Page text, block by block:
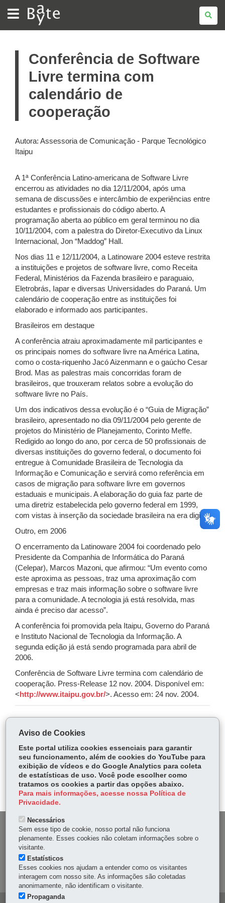
BATE
BYTE
Conferência de Software
Livre termina com
calendário de
cooperação
Autora: Assessoria de Comunicação - Parque Tecnológico
Itaipu
A 1ª Conferência Latino-americana de Software Livre
encerrou as atividades no dia 12/11/2004, após uma
semana de discussões e intercâmbio de experiências entre
estudantes e profissionais do código aberto. A
programação aberta ao público em geral terminou no dia
10/11/2004, com a palestra do Diretor-Executivo da Linux
Internacional, Jon “Maddog” Hall.
Nos dias 11 e 12/11/2004, a Latinoware 2004 esteve restrita
a instituições e projetos de software livre, como Receita
Federal, Ministérios da Fazenda brasileiro e paraguaio,
Eletrobrás, Iapar e diversas Universidades do Paraná. Um
calendário de cooperação entre as instituições foi
elaborado e informado aos participantes.
Brasileiros em destaque
A conferência atraiu aproximadamente mil participantes e
os principais nomes do software livre na América Latina,
como o costa-riquenho Jacó Aizenmann e o gaúcho Cesar
Brod. Mas as palestras mais concorridas foram de
brasileiros, que trouxeram relatos sobre a evolução do
software livre no País.
Um dos indicativos dessa evolução é o “Guia de Migração”
brasileiro, apresentado no dia 09/11/2004 pelo gerente de
projetos do Ministério de Planejamento, Corinto Meffe.
Redigido ao longo do ano, por cerca de 50 profissionais de
diversas instituições do governo federal, o documento foi
entregue à Comunidade Brasileira de Tecnologia da
Informação e Comunicação e servirá como referência em
casos de migração para software livre em governos
estaduais e municipais. A elaboração do guia faz parte de
uma diretriz estabelecida pelo governo federal em 1999,
com vistas à inserção da sociedade brasileira na era digital.
Outro, em 2006
O encerramento da Latinoware 2004 foi coordenado pelo
Presidente da Companhia de Informática do Paraná
(Celepar), Marcos Mazoni, que afirmou: “Um evento como
este aproxima as pessoas, traz uma aproximação com
empresas e traz mais informação sobre o software livre
para a comunidade. A tecnologia já está resolvida, mas
ainda é preciso dar acesso”.
A conferência foi promovida pela Itaipu, Governo do Paraná
e Instituto Nacional de Tecnologia da Informação. A
segunda edição já está sendo programada para abril de
2006.
Conferência de Software Livre termina com calendário de
cooperação. Press-Release 12 nov. 2004. Disponível em:
< http://www.itaipu.gov.br/>. Acesso em: 24 nov. 2004.
ce
bo
ok
Tw
itt
er
ha
ts
Ap
p
Voltar Início Imprimir Baixar
MAPA DO SITE
DENUNCIE CORRUPÇÃO
OUVIDORIA
Aviso de Cookies
Este portal utiliza cookies essenciais para garantir
seu funcionamento, além de cookies do YouTube para
exibição de vídeos e do Google Analytics para coleta
de estatísticas de uso. Você pode escolher como
tratamos os cookies a partir das opções abaixo.
Para mais informações, acesse nossa Política de
Privacidade.
Necessários
Sem esse tipo de cookie, nosso portal não funciona
plenamente. Esses cookies não coletam informações sobre o
visitante.
Estatísticos
Esses cookies nos ajudam a entender como os visitantes
interagem com nosso site. As informações são coletadas
anonimamente, não identificam o visitante.
Propaganda